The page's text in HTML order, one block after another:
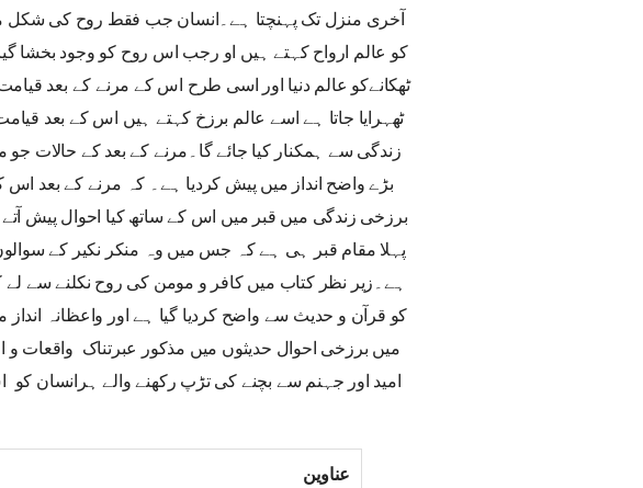
آخری منزل تک پہنچتا ہے۔انسان جب فقط روح کی شکل
کو عالم ارواح کہتے ہیں او رجب اس روح کو وجود بخشا
ٹھکانےکو عالم دنیا اور اسی طرح اس کے مرنے کے بعد
ٹھہرایا جاتا ہے اسے عالم برزخ کہتے ہیں اس کے بعد
زندگی سے ہمکنار کیا جائے گا۔مرنے کے بعد کے حالات جو
بڑے واضح انداز میں پیش کردیا ہے۔ کہ مرنے کے بعد
برزخی زندگی میں قبر میں اس کے ساتھ کیا احوال پیش
پہلا مقام قبر ہی ہے کہ جس میں وہ منکر نکیر کے
ہے۔زیر نظر کتاب میں کافر و مومن کی روح نکلنے سے
کو قرآن و حدیث سے واضح کردیا گیا ہے اور واعظانہ انداز
میں برزخی احوال حدیثوں میں مذکور عبرتناک واقعات
امید اور جہنم سے بچنے کی تڑپ رکھنے والے ہرانسان
عناوین